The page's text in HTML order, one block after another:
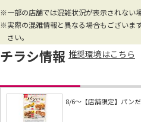
※一部の店舗では混雑状況が表示されない
※実際の混雑情報と異なる場合もございま
さい。
チラシ情報 推奨環境はこちら
8/6～【店舗限定】パン